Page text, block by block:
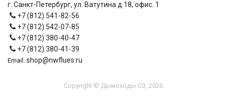
г. Санкт-Петербург, ул. Ватутина д.18, офис. 1
+7 (812) 541-82-56
+7 (812) 542-07-85
+7 (812) 380-40-47
+7 (812) 380-41-39
Email: shop@nwflues.ru
Copyright © Дымоходы СЗ, 2026.